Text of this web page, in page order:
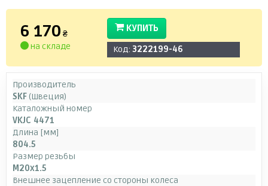
6 170 ₴
на складе
КУПИТЬ
Код: 3222199-46
Производитель
SKF (Швеция)
Каталожный номер
VKJC 4471
Длина [мм]
804.5
Размер резьбы
M20x1.5
Внешнее зацепление со стороны колеса